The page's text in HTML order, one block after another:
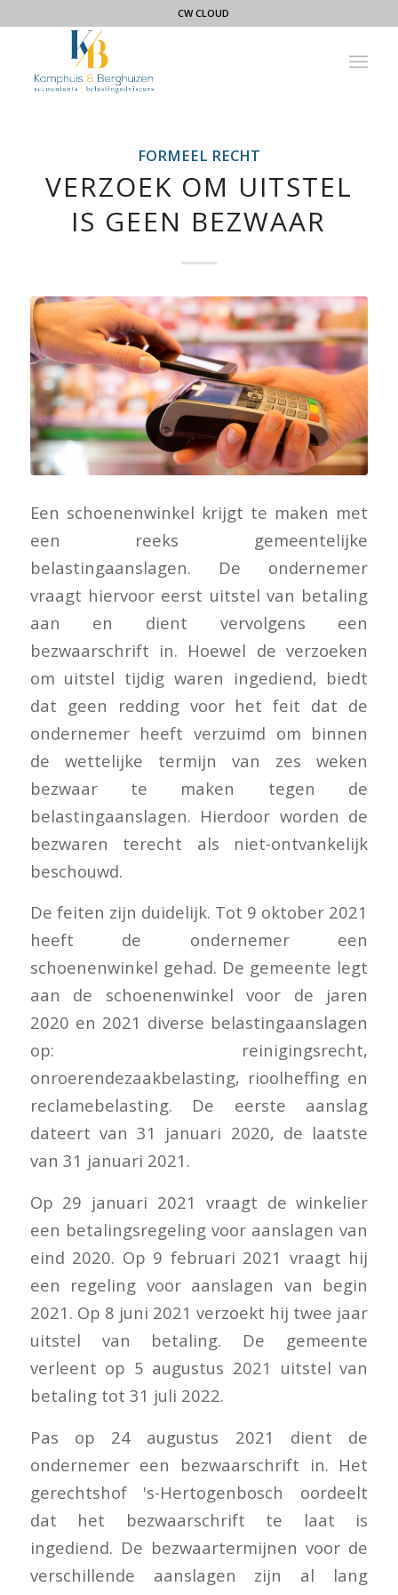
CW CLOUD
FORMEEL RECHT
VERZOEK OM UITSTEL
IS GEEN BEZWAAR
Een schoenenwinkel krijgt te maken met
een reeks gemeentelijke
belastingaanslagen. De ondernemer
vraagt hiervoor eerst uitstel van betaling
aan en dient vervolgens een
bezwaarschrift in. Hoewel de verzoeken
om uitstel tijdig waren ingediend, biedt
dat geen redding voor het feit dat de
ondernemer heeft verzuimd om binnen
de wettelijke termijn van zes weken
bezwaar te maken tegen de
belastingaanslagen. Hierdoor worden de
bezwaren terecht als niet-ontvankelijk
beschouwd.
De feiten zijn duidelijk. Tot 9 oktober 2021
heeft de ondernemer een
schoenenwinkel gehad. De gemeente legt
aan de schoenenwinkel voor de jaren
2020 en 2021 diverse belastingaanslagen
op: reinigingsrecht,
onroerendezaakbelasting, rioolheffing en
reclamebelasting. De eerste aanslag
dateert van 31 januari 2020, de laatste
van 31 januari 2021.
Op 29 januari 2021 vraagt de winkelier
een betalingsregeling voor aanslagen van
eind 2020. Op 9 februari 2021 vraagt hij
een regeling voor aanslagen van begin
2021. Op 8 juni 2021 verzoekt hij twee jaar
uitstel van betaling. De gemeente
verleent op 5 augustus 2021 uitstel van
betaling tot 31 juli 2022.
Pas op 24 augustus 2021 dient de
ondernemer een bezwaarschrift in. Het
gerechtshof 's-Hertogenbosch oordeelt
dat het bezwaarschrift te laat is
ingediend. De bezwaartermijnen voor de
verschillende aanslagen zijn al lang